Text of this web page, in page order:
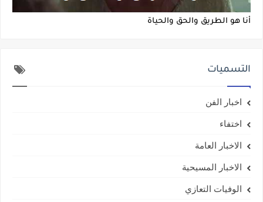
أنا هو الطريق والحق والحياة
التسميات
اخبار الفن
اختفاء
الاخبار العامة
الاخبار المسيحية
الوفيات التعازي